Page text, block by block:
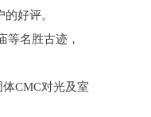
好评。
名胜古迹，
CMC对光及室